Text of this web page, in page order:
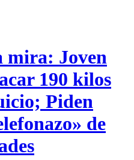
mira: Joven
190 kilos
Piden
de